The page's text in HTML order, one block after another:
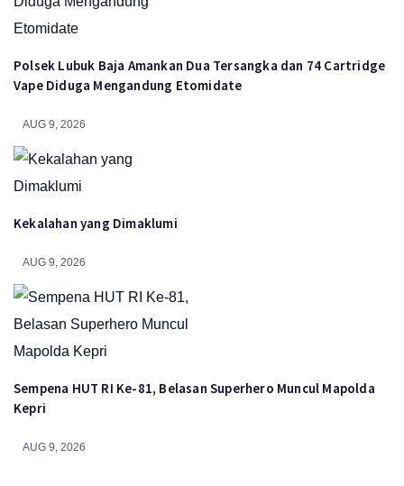
Polsek Lubuk Baja Amankan Dua Tersangka dan 74 Cartridge
Vape Diduga Mengandung Etomidate
AUG 9, 2026
Kekalahan yang Dimaklumi
AUG 9, 2026
Sempena HUT RI Ke-81, Belasan Superhero Muncul Mapolda
Kepri
AUG 9, 2026